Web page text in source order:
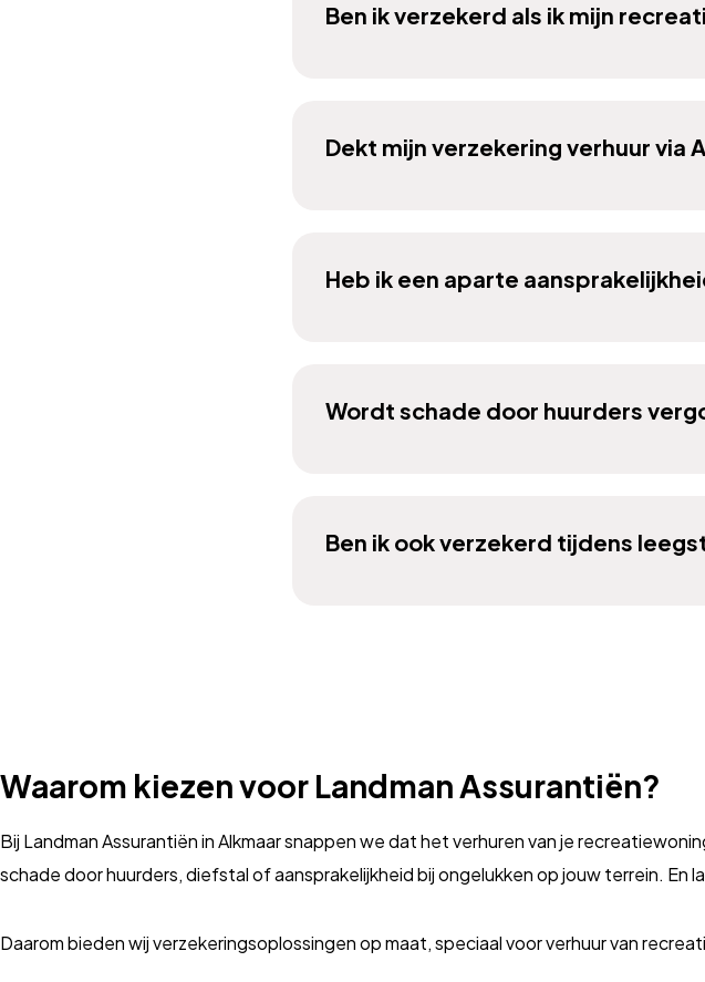
Ben ik verzekerd als ik mijn
Dekt mijn verzekering verhuur via
Heb ik een aparte
Wordt schade door huurders
Ben ik ook verzekerd tijdens
Waarom kiezen voor Landman Assurantiën?
Bij Landman Assurantiën in Alkmaar snappen we dat het verhuren van je
schade door huurders, diefstal of aansprakelijkheid bij ongelukken op jouw terrein. En
Daarom bieden wij verzekeringsoplossingen op maat, speciaal voor verhuur van